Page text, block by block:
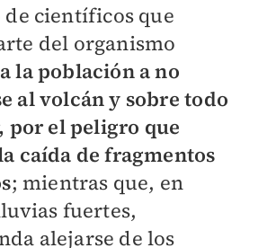
científicos que
del organismo
la población a no
al volcán y sobre todo
por el peligro que
caída de fragmentos
; mientras que, en
fuertes,
alejarse de los